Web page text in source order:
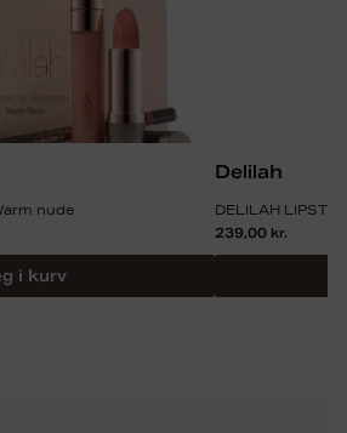
nude
i kurv
Delilah
DELILAH
239,00 kr.